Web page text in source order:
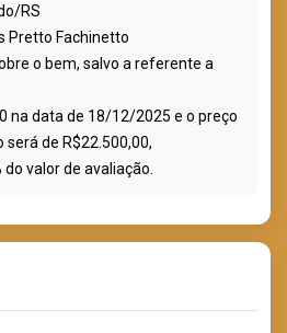
RS
Pretto Fachinetto
o bem, salvo a referente a
na data de 18/12/2025 e o preço
de R$22.500,00,
valor de avaliação.